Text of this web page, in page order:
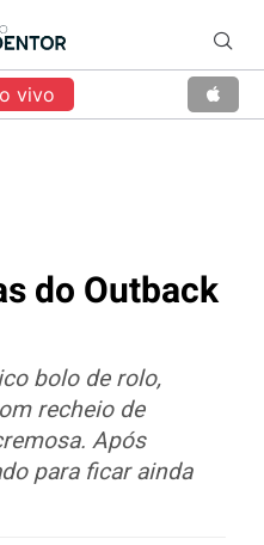
vivo
do Outback
bolo de rolo,
recheio de
Após
para ficar ainda